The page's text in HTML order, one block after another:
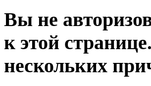
Вы не
к этой
нескольких